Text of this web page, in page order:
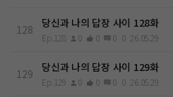
128 당신과 나의 답장 사이 128화
Ep.128 0 0 0 0 26.05.29
129 당신과 나의 답장 사이 129화
Ep.129 0 0 0 0 26.05.29